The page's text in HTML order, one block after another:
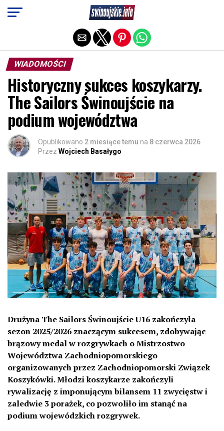
WIADOMOŚCI
Historyczny sukces koszykarzy.
The Sailors Świnoujście na
podium województwa
Opublikowano 2 miesiące temu na 8 czerwca 2026
Przez Wojciech Basałygo
Drużyna The Sailors Świnoujście U16 zakończyła
sezon 2025/2026 znaczącym sukcesem, zdobywając
brązowy medal w rozgrywkach o Mistrzostwo
Województwa Zachodniopomorskiego
organizowanych przez Zachodniopomorski Związek
Koszykówki. Młodzi koszykarze zakończyli
rywalizację z imponującym bilansem 11 zwycięstw i
zaledwie 3 porażek, co pozwoliło im stanąć na
podium wojewódzkich rozgrywek.
Exit mobile version